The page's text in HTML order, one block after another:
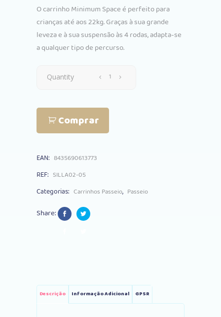
O carrinho Minimum Space é perfeito para
crianças até aos 22kg. Graças à sua grande
leveza e à sua suspensão às 4 rodas, adapta-se
a qualquer tipo de percurso.
Carrinho
Interbaby
Space
Bege
Quantity
Comprar
EAN: 8435690613773
REF: SILLA02-05
Categorias: Carrinhos Passeio, Passeio
Share:
Descrição Informação Adicional GPSR